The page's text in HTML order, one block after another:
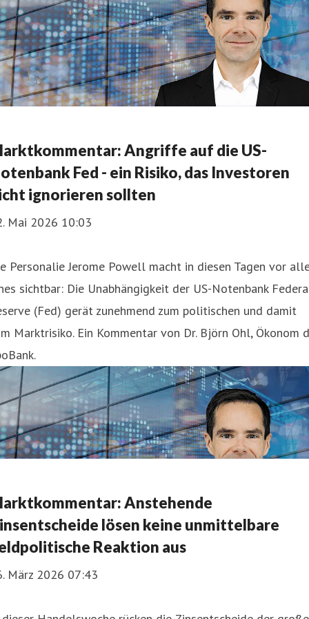
Angriffe auf die US-
Fed - ein Risiko, das Investoren
ignorieren sollten
Mai 2026 10:03
Personalie Jerome Powell macht in diesen Tagen vor
sichtbar: Die Unabhängigkeit der US-Notenbank
(Fed) gerät zunehmend zum politischen und damit
Marktrisiko. Ein Kommentar von Dr. Björn Ohl, Ökonom
Anstehende
lösen keine unmittelbare
Reaktion aus
März 2026 07:43